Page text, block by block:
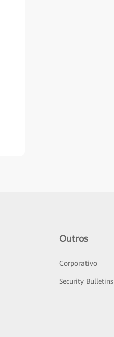
Outros
Corporativo
Security Bulletins